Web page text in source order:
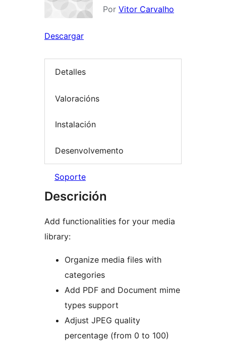
Por Vitor Carvalho
Descargar
Detalles
Valoracións
Instalación
Desenvolvemento
Soporte
Descrición
Add functionalities for your media
library:
Organize media files with
categories
Add PDF and Document mime
types support
Adjust JPEG quality
percentage (from 0 to 100)